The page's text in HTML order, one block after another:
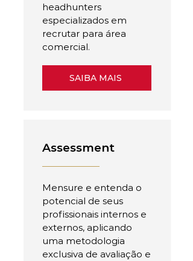
headhunters
especializados em
recrutar para área
comercial.
SAIBA MAIS
Assessment
Mensure e entenda o
potencial de seus
profissionais internos e
externos, aplicando
uma metodologia
exclusiva de avaliação e